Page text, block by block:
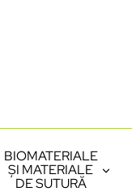
BIOMATERIALE
ȘI MATERIALE
DE SUTURĂ